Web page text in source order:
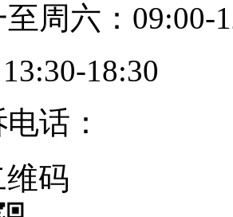
至周六：09:00-
13:30-18:30
话：
码